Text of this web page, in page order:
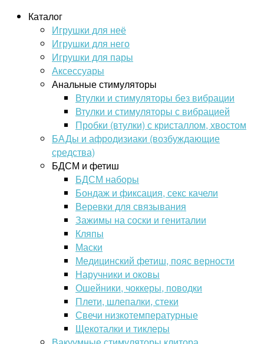
Каталог
Игрушки для неё
Игрушки для него
Игрушки для пары
Аксессуары
Анальные стимуляторы
Втулки и стимуляторы без вибрации
Втулки и стимуляторы с вибрацией
Пробки (втулки) с кристаллом, хвостом
БАДы и афродизиаки (возбуждающие
средства)
БДСМ и фетиш
БДСМ наборы
Бондаж и фиксация, секс качели
Веревки для связывания
Зажимы на соски и гениталии
Кляпы
Маски
Медицинский фетиш, пояс верности
Наручники и оковы
Ошейники, чоккеры, поводки
Плети, шлепалки, стеки
Свечи низкотемпературные
Щекоталки и тиклеры